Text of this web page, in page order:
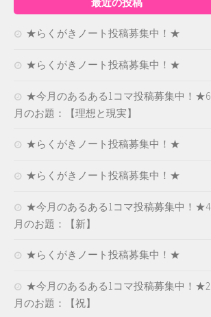
★らくがきノート投稿募集中！★
★らくがきノート投稿募集中！★
★今月のあるある1コマ投稿募集中！★6
月のお題：【理想と現実】
★らくがきノート投稿募集中！★
★らくがきノート投稿募集中！★
★今月のあるある1コマ投稿募集中！★4
月のお題：【新】
★らくがきノート投稿募集中！★
★今月のあるある1コマ投稿募集中！★2
月のお題：【祝】